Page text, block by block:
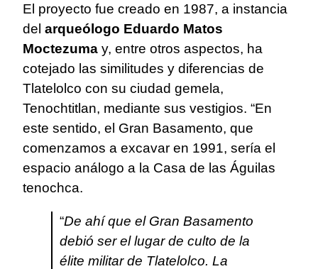
El proyecto fue creado en 1987, a instancia
del arqueólogo Eduardo Matos
Moctezuma y, entre otros aspectos, ha
cotejado las similitudes y diferencias de
Tlatelolco con su ciudad gemela,
Tenochtitlan, mediante sus vestigios. “En
este sentido, el Gran Basamento, que
comenzamos a excavar en 1991, sería el
espacio análogo a la Casa de las Águilas
tenochca.
“De ahí que el Gran Basamento
debió ser el lugar de culto de la
élite militar de Tlatelolco. La